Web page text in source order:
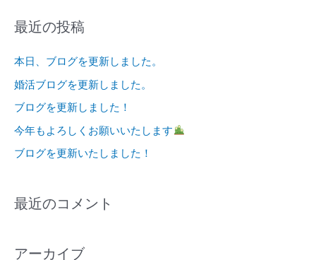
最近の投稿
本日、ブログを更新しました。
婚活ブログを更新しました。
ブログを更新しました！
今年もよろしくお願いいたします
ブログを更新いたしました！
最近のコメント
アーカイブ